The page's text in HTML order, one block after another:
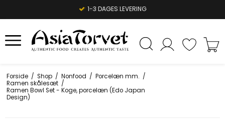
1-3 DAGES LEVERING
Forside / Shop / Nonfood / Porcelæn mm. /
Ramen skålesæt /
Ramen Bowl Set - Koge, porcelæn (Edo Japan
Design)